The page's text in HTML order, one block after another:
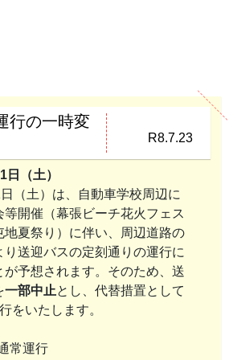
行の一時変
R8.7.23
（土）
（土）は、自動車学校周辺に
等開催（幕張ビーチ花火フェス
地夏祭り）に伴い、周辺道路の
り送迎バスの定刻通りの運行に
が予想されます。そのため、送
一部中止とし、代替措置として
をいたします。
運行